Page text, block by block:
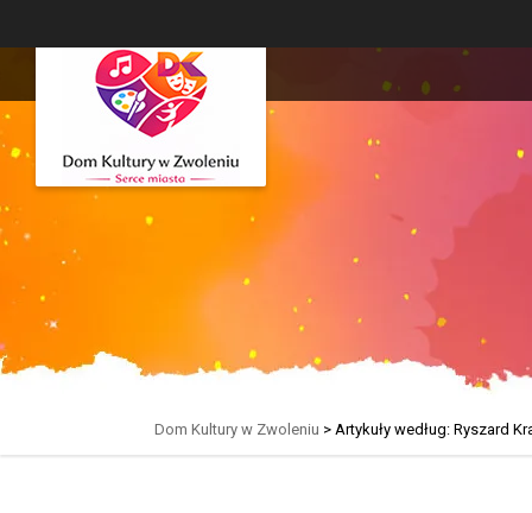
Dom Kultury w Zwoleniu > Artykuły według: Ryszard